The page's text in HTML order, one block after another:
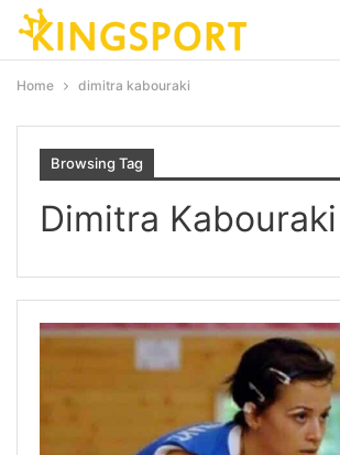
Home dimitra kabouraki
Browsing Tag
Dimitra Kabouraki